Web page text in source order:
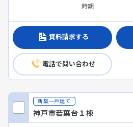
時期
資料請求する
電話で問い合わせ
新築一戸建て
神戸市若葉台１棟